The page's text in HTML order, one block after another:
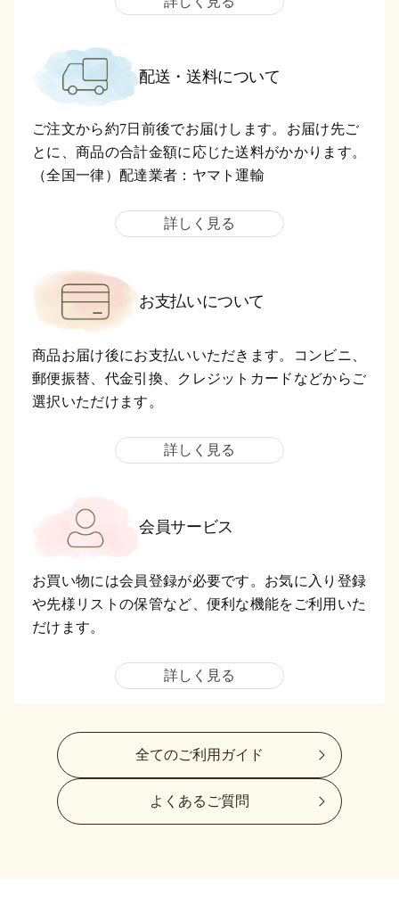
配送・送料について
ご注文から約7日前後でお届けします。お届け先ご
とに、商品の合計金額に応じた送料がかかります。
（全国一律）配達業者：ヤマト運輸
詳しく見る
お支払いについて
商品お届け後にお支払いいただきます。コンビニ、
郵便振替、代金引換、クレジットカードなどからご
選択いただけます。
詳しく見る
会員サービス
お買い物には会員登録が必要です。お気に入り登録
や先様リストの保管など、便利な機能をご利用いた
だけます。
詳しく見る
全てのご利用ガイド
よくあるご質問